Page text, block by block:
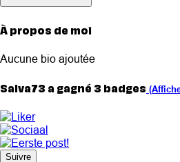
À propos de moi
Aucune bio ajoutée
Salva73 a gagné 3 badges (
Suivre